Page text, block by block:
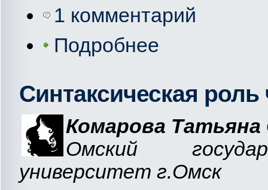
1 комментарий
Подробнее
Синтаксическая
Комарова Татьяна
Омский
университет г.Омск